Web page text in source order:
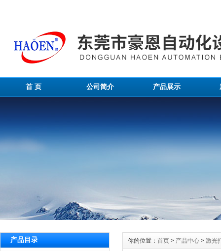
首 页 公司简介 产品展示
产品目录 你的位置： 首页 > 产品中心 > 激光